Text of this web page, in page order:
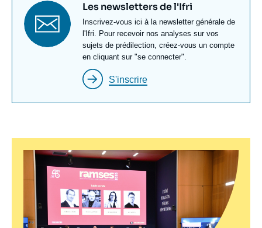
Titre
newsletter
Les newsletters de l'Ifri
Texte
Newsletter
Inscrivez-vous ici à la newsletter générale de
l'Ifri. Pour recevoir nos analyses sur vos
sujets de prédilection, créez-vous un compte
en cliquant sur "se connecter".
S'inscrire